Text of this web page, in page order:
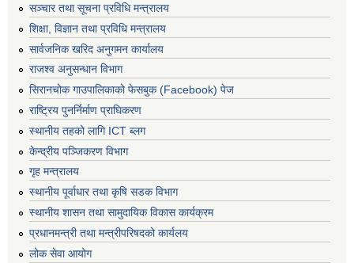
सञ्‍चार तथा सूचना प्रविधि मन्त्रालय
शिक्षा, विज्ञान तथा प्रविधि मन्त्रालय
सार्वजनिक खरिद अनुगमन कार्यालय
राजश्व अनुसन्धान विभाग
सिरानचोक गाउपालिकाको फेसबुक (Facebook) पेज
राष्ट्रिय पुनर्निर्माण प्राघिकरण
स्थानीय तहको लागि ICT ब्लग
केन्द्रीय पञ्जिकरण विभाग
गृह मन्त्रालय
स्थानीय पूर्वाधार तथा कृषि सडक विभाग
स्थानीय शासन तथा सामुदायिक विकास कार्यक्रम
प्रधानमन्त्री तथा मन्त्रीपरिषदको कार्यलय
लोक सेवा आयोग